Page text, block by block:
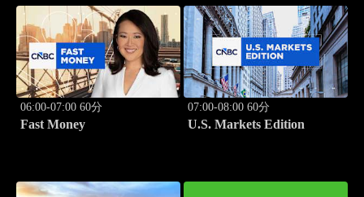
06:00-07:00 60分
Fast Money
07:00-08:00 60分
U.S. Markets Edition